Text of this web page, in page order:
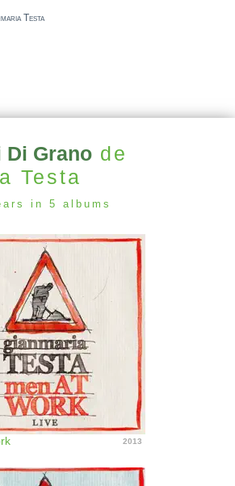
Testa
Di Grano de
Testa
in 5 albums
2013